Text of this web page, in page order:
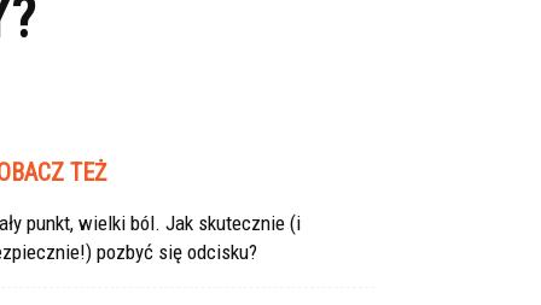
TEŻ
punkt, wielki ból. Jak skutecznie (i
pozbyć się odcisku?